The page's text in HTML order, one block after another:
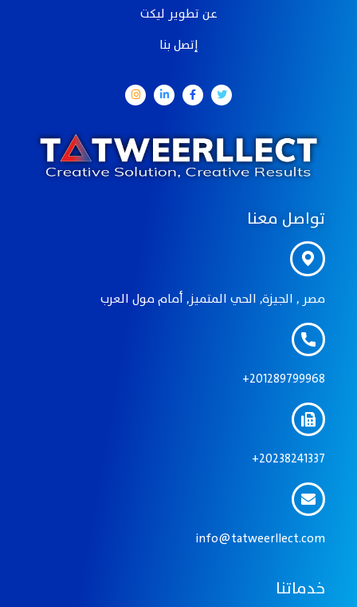
عن تطوير ليكت
إتصل بنا
تواصل معنا
مصر , الجيزة, الحي المتميز, أمام مول العرب
201289799968+
20238241337+
info@tatweerllect.com
خدماتنا